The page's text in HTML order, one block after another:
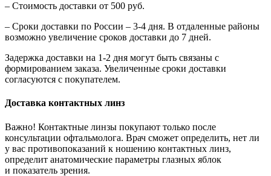
– Стоимость доставки от 500 руб.
– Сроки доставки по России – 3-4 дня. В отдаленные районы
возможно увеличение сроков доставки до 7 дней.
Задержка доставки на 1-2 дня могут быть связаны с
формированием заказа. Увеличенные сроки доставки
согласуются с покупателем.
Доставка контактных линз
Важно! Контактные линзы покупают только после
консультации офтальмолога. Врач сможет определить, нет ли
у вас противопоказаний к ношению контактных линз,
определит анатомические параметры глазных яблок
и показатель зрения.